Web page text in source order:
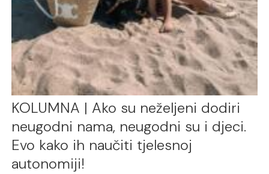
KOLUMNA | Ako su neželjeni dodiri
neugodni nama, neugodni su i djeci.
Evo kako ih naučiti tjelesnoj
autonomiji!